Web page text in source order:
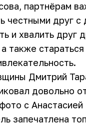
партнёрам
честными друг с
и хвалить друг
также стараться
Дмитрий
довольно
с
запечатлена